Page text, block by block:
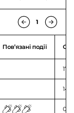
1
Повʼязані події